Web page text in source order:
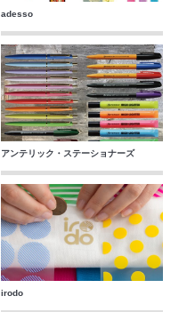
adesso
アンテリック・ステーショナーズ
irodo